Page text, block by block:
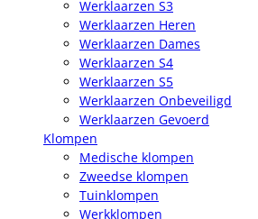
Werklaarzen S3
Werklaarzen Heren
Werklaarzen Dames
Werklaarzen S4
Werklaarzen S5
Werklaarzen Onbeveiligd
Werklaarzen Gevoerd
Klompen
Medische klompen
Zweedse klompen
Tuinklompen
Werkklompen